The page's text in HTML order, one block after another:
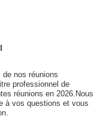
de nos réunions
professionnel de
réunions en 2026.Nous
à vos questions et vous